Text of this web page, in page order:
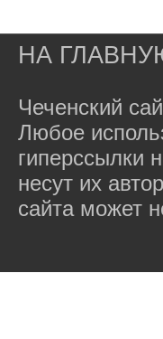
НА
Чеченский
Любое
гиперссылки
несут их
сайта может